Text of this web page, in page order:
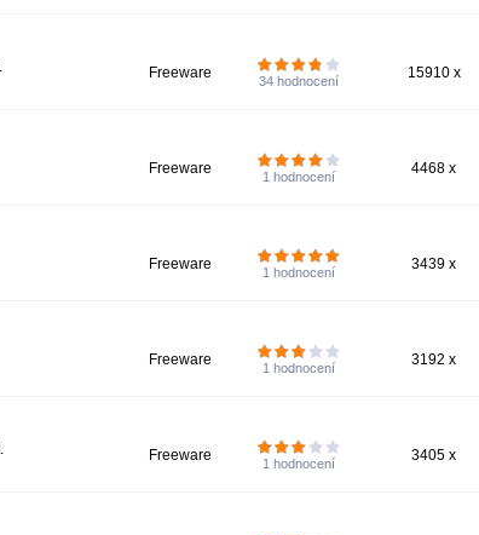
Freeware 34 hodnocení 15910 x
Freeware 1 hodnocení 4468 x
Freeware 1 hodnocení 3439 x
Freeware 1 hodnocení 3192 x
Freeware 1 hodnocení 3405 x